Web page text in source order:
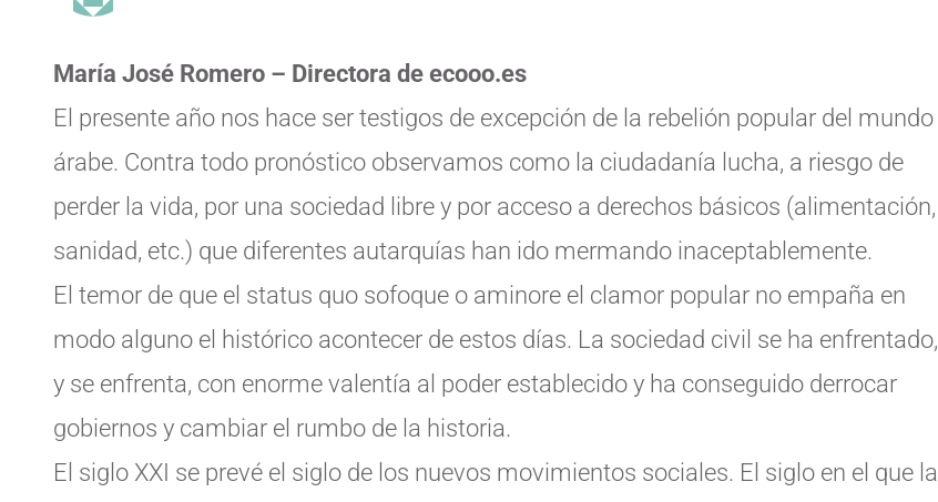
María José Romero – Directora de ecooo.es
El presente año nos hace ser testigos de excepción de la rebelión popular del mundo
árabe. Contra todo pronóstico observamos como la ciudadanía lucha, a riesgo de
perder la vida, por una sociedad libre y por acceso a derechos básicos (alimentación,
sanidad, etc.) que diferentes autarquías han ido mermando inaceptablemente.
El temor de que el status quo sofoque o aminore el clamor popular no empaña en
modo alguno el histórico acontecer de estos días. La sociedad civil se ha enfrentado,
y se enfrenta, con enorme valentía al poder establecido y ha conseguido derrocar
gobiernos y cambiar el rumbo de la historia.
El siglo XXI se prevé el siglo de los nuevos movimientos sociales. El siglo en el que la